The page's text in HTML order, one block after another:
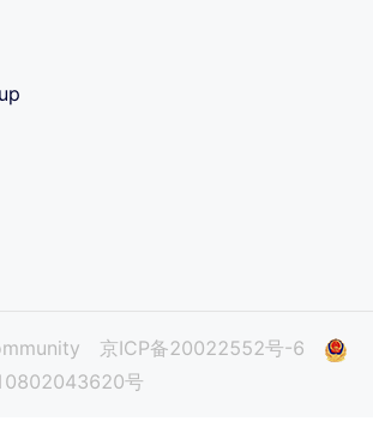
京ICP备20022552号-6
号